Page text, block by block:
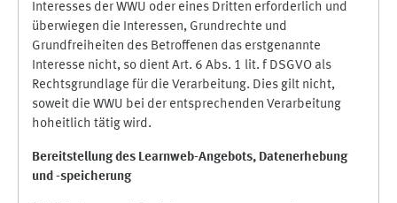
Interesses der WWU oder eines Dritten erforderlich und
überwiegen die Interessen, Grundrechte und
Grundfreiheiten des Betroffenen das erstgenannte
Interesse nicht, so dient Art. 6 Abs. 1 lit. f DSGVO als
Rechtsgrundlage für die Verarbeitung. Dies gilt nicht,
soweit die WWU bei der entsprechenden Verarbeitung
hoheitlich tätig wird.
Bereitstellung des Learnweb-Angebots, Datenerhebung
und -speicherung